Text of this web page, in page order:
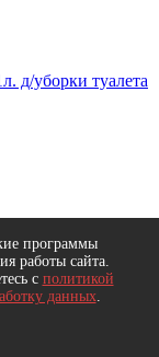
уборки туалета
программы
работы сайта.
с политикой
данных.